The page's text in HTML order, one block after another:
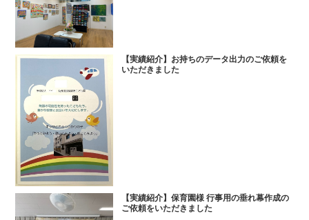
【実績紹介】お持ちのデータ出力のご依頼を
いただきました
【実績紹介】保育園様 行事用の垂れ幕作成の
ご依頼をいただきました